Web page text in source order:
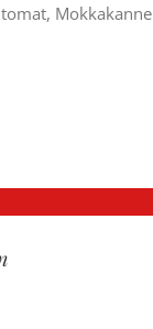
Mokkakanne